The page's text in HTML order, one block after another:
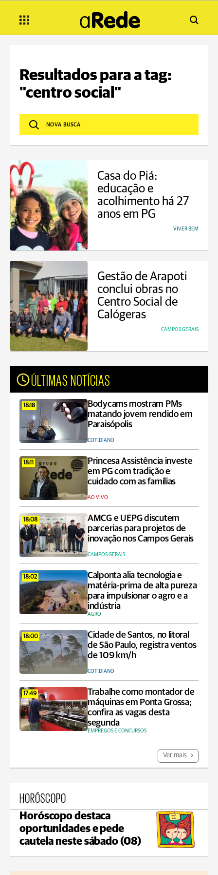
Resultados para a tag:
"centro social"
Casa do Piá:
educação e
acolhimento há 27
anos em PG
VIVER BEM
Gestão de Arapoti
conclui obras no
Centro Social de
Calógeras
CAMPOS GERAIS
ÚLTIMAS NOTÍCIAS
18:18
Bodycams mostram PMs
matando jovem rendido em
Paraisópolis
COTIDIANO
18:11
Princesa Assistência investe
em PG com tradição e
cuidado com as famílias
AO VIVO
18:08
AMCG e UEPG discutem
parcerias para projetos de
inovação nos Campos Gerais
CAMPOS GERAIS
18:02
Calponta alia tecnologia e
matéria-prima de alta pureza
para impulsionar o agro e a
indústria
AGRO
18:00
Cidade de Santos, no litoral
de São Paulo, registra ventos
de 109 km/h
COTIDIANO
17:49
Trabalhe como montador de
máquinas em Ponta Grossa;
confira as vagas desta
segunda
EMPREGOS E CONCURSOS
Ver mais
HORÓSCOPO
Horóscopo destaca
oportunidades e pede
cautela neste sábado (08)